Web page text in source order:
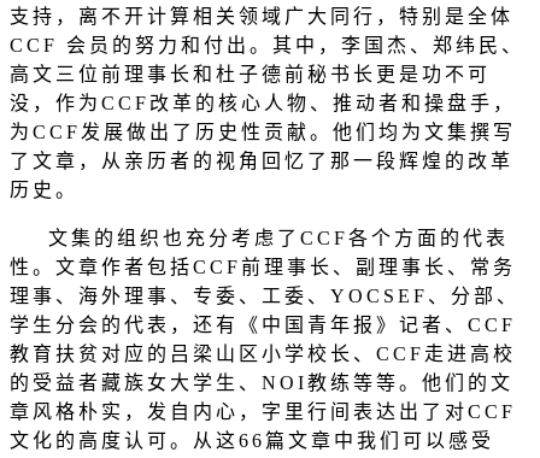
支持，离不开计算相关领域广大同行，特别是全体
CCF 会员的努力和付出。其中，李国杰、郑纬民、
高文三位前理事长和杜子德前秘书长更是功不可
没，作为 CCF 改革的核心人物、推动者和操盘手，
为 CCF 发展做出了历史性贡献。他们均为文集撰写
了文章，从亲历者的视角回忆了那一段辉煌的改革
历史。
文集的组织也充分考虑了 CCF各个方面的代表
性。文章作者包括CCF前理事长、副理事长、常务
理事、海外理事、专委、工委、 YOCSEF 、分部、
学生分会的代表，还有《中国青年报》记者、 CCF
教育扶贫对应的吕梁山区小学校长、 CCF 走进高校
的受益者藏族女大学生、 NOI教练等等。他们的文
章风格朴实，发自内心，字里行间表达出了对CCF
文化的高度认可。从这66篇文章中我们可以感受